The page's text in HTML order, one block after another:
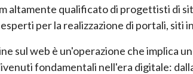
altamente qualificato di progettisti di
per la realizzazione di portali, siti
sul web è un'operazione che implica
fondamentali nell'era digitale: